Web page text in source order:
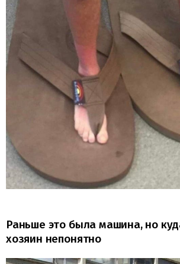
Раньше это была машина, но
хозяин непонятно